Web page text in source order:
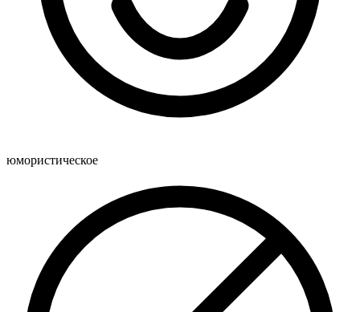
юмористическое